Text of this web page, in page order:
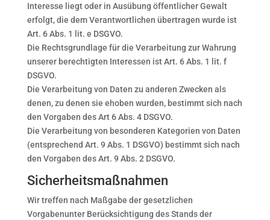
Interesse liegt oder in Ausübung öffentlicher Gewalt
erfolgt, die dem Verantwortlichen übertragen wurde ist
Art. 6 Abs. 1 lit. e DSGVO.
Die Rechtsgrundlage für die Verarbeitung zur Wahrung
unserer berechtigten Interessen ist Art. 6 Abs. 1 lit. f
DSGVO.
Die Verarbeitung von Daten zu anderen Zwecken als
denen, zu denen sie ehoben wurden, bestimmt sich nach
den Vorgaben des Art 6 Abs. 4 DSGVO.
Die Verarbeitung von besonderen Kategorien von Daten
(entsprechend Art. 9 Abs. 1 DSGVO) bestimmt sich nach
den Vorgaben des Art. 9 Abs. 2 DSGVO.
Sicherheitsmaßnahmen
Wir treffen nach Maßgabe der gesetzlichen
Vorgabenunter Berücksichtigung des Stands der